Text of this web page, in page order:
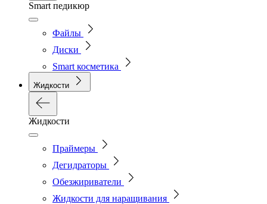
Smart педикюр
Файлы
Диски
Smart косметика
Жидкости
Жидкости
Праймеры
Дегидраторы
Обезжириватели
Жидкости для наращивания